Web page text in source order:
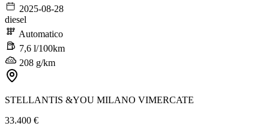
2025-08-28
diesel
Automatico
7,6 l/100km
208 g/km
STELLANTIS &YOU MILANO VIMERCATE
33.400 €